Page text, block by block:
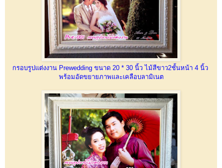
กรอบรูปแต่งงาน Prewedding ขนาด 20 * 30 นิ้ว ไม้สีขาว2ชั้นหน้า 4 นิ้ว
พร้อมอัดขยายภาพและเคลือบลามิเนต